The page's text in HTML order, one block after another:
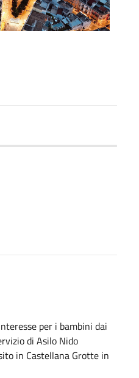
per i bambini dai
di Asilo Nido
in Castellana Grotte in